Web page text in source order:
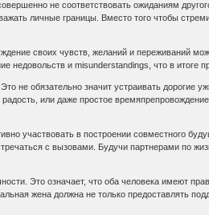
не соответствовать ожиданиям
личные границы. Вместо того чтобы
своих чувств, желаний и переживаний
недовольств и misunderstandings, что в итоге
обязательно значит устраивать дорогие
или даже простое
участвовать в построении совместного
с вызовами. Будучи партнерами по
Это означает, что оба человека имеют
жена должна не только предоставлять